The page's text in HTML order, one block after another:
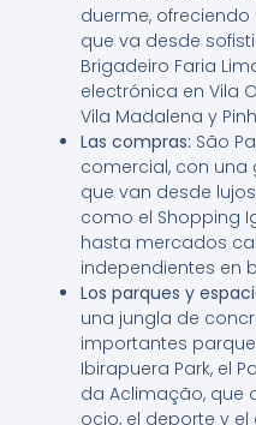
duerme,
que va desde
Brigadeiro Faria
electrónica en Vila
Vila Madalena y
Las compras: São
comercial, con
que van desde
como el Shopping
hasta mercados
independientes en
Los parques y
una jungla de
importantes
Ibirapuera Park, el
da Aclimação, que
ocio, el deporte y